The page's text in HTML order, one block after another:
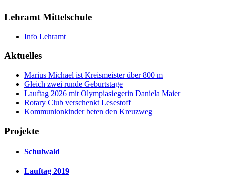
Lehramt Mittelschule
Info Lehramt
Aktuelles
Marius Michael ist Kreismeister über 800 m
Gleich zwei runde Geburtstage
Lauftag 2026 mit Olympiasiegerin Daniela Maier
Rotary Club verschenkt Lesestoff
Kommunionkinder beten den Kreuzweg
Projekte
Schulwald
Lauftag 2019